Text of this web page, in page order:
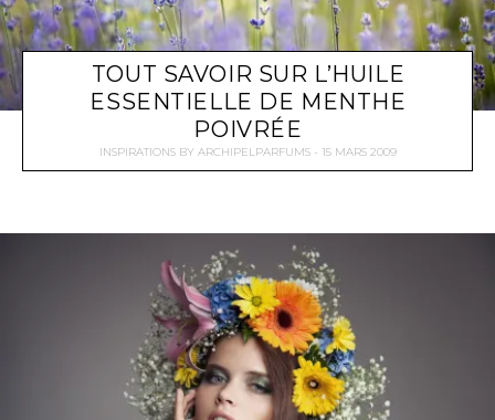
TOUT SAVOIR SUR L’HUILE
ESSENTIELLE DE MENTHE
POIVRÉE
INSPIRATIONS BY ARCHIPELPARFUMS 15 MARS 2009